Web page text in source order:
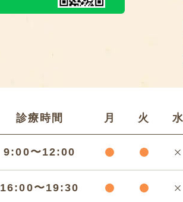
診療時間 月 火 水
9:00〜12:00
16:00〜19:30